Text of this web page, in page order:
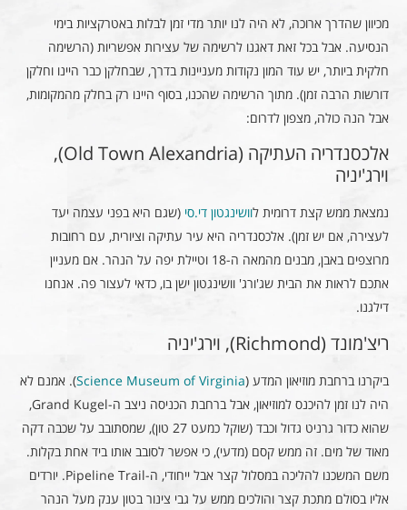
מכיוון שהדרך ארוכה, לא היה לנו יותר מדי זמן לבלות באטרקציות בימי
הנסיעה. אבל בכל זאת דאגנו לרשימה של עצירות אפשריות (הרשימה
חלקית ביותר, יש עוד המון נקודות מעניינות בדרך, שבחלקן כבר היינו וחלקן
דורשות הרבה זמן). מתוך הרשימה שהכנו, בסוף היינו רק בחלק מהמקומות,
אבל הנה כולה, מצפון לדרום:
אלכסנדריה העתיקה (Old Town Alexandria),
וירג'יניה
נמצאת ממש קצת דרומית לוושינגטון די.סי (שגם היא בפני עצמה יעד
לעצירה, אם יש זמן). אלכסנדריה היא עיר עתיקה וציורית, עם רחובות
מרוצפים באבן, מבנים מהמאה ה-18 וטיילת יפה על הנהר. אם מעניין
אתכם לראות את הבית שג'ורג' וושינגטון ישן בו, כדאי לעצור פה. אנחנו
דילגנו.
ריצ'מונד (Richmond), וירג'יניה
ביקרנו ברחבת מוזיאון המדע (Science Museum of Virginia). אמנם לא
היה לנו זמן להיכנס למוזיאון, אבל ברחבת הכניסה ניצב ה-Grand Kugel,
שהוא כדור גרניט גדול וכבד (שוקל כמעט 27 טון), שמסתובב על שכבה דקה
מאוד של מים. זה ממש קסם (מדעי), כי אפשר לסובב אותו ביד אחת בקלות.
משם המשכנו להליכה במסלול קצר אבל ייחודי, ה-Pipeline Trail. יורדים
אליו בסולם מתכת קצר והולכים ממש על גבי צינור בטון ענק מעל הנהר